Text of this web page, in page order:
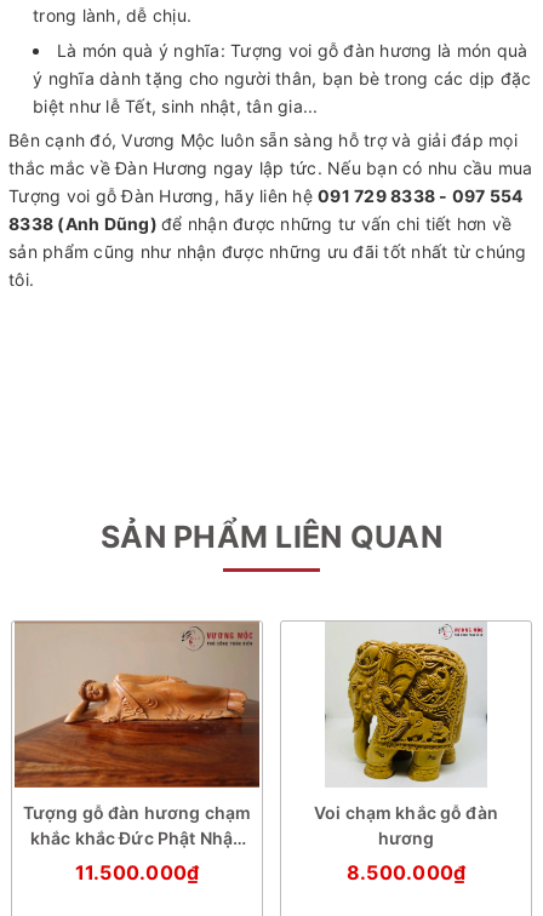
trong lành, dễ chịu.
Là món quà ý nghĩa: Tượng voi gỗ đàn hương là món quà
ý nghĩa dành tặng cho người thân, bạn bè trong các dịp đặc
biệt như lễ Tết, sinh nhật, tân gia...
Bên cạnh đó, Vương Mộc luôn sẵn sàng hỗ trợ và giải đáp mọi
thắc mắc về Đàn Hương ngay lập tức. Nếu bạn có nhu cầu mua
Tượng voi gỗ Đàn Hương, hãy liên hệ 091 729 8338 - 097 554
8338 (Anh Dũng) để nhận được những tư vấn chi tiết hơn về
sản phẩm cũng như nhận được những ưu đãi tốt nhất từ chúng
tôi.
SẢN PHẨM LIÊN QUAN
Tượng gỗ đàn hương chạm
khắc khắc Đức Phật Nhập
Niết Bàn
11.500.000₫
Voi chạm khắc gỗ đàn
hương
8.500.000₫